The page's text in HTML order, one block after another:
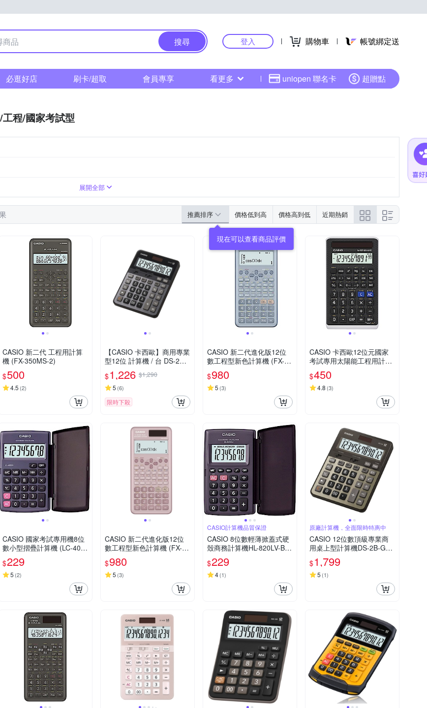
搜尋 登入 購物車 帳號綁定送
必逛好店 刷卡/超取 會員專享 看更多 uniopen 聯名卡 超贈點
工程/國家考試型
展開全部
推薦排序 價格低到高 價格高到低 近期熱銷
現在可以查看商品評價
CASIO 新二代 工程用計算
機 (FX-350MS-2)
$500
4.5 (2)
【CASIO 卡西歐】商用專業
型12位 計算機 / 台 DS-2B
(原型號 DS-2TS)
$1,226 $1,290
5 (6)
限時下殺
CASIO 新二代進化版12位
數工程型新色計算機 (FX-99
1ES PLUS-2-BU)藍色
$980
5 (3)
CASIO 卡西歐12位元國家
考試專用太陽能工程用計算
機(FX-82SOLARII)
$450
4.8 (3)
CASIO 國家考試專用機8位
數小型摺疊計算機 (LC-401L
V-BK)
$229
5 (2)
CASIO 新二代進化版12位
數工程型新色計算機 (FX-99
1ES PLUS-2-PK)莫蘭迪藕
粉紅色
$980
5 (3)
CASIO計算機品質保證
CASIO 8位數輕薄掀蓋式硬
殼商務計算機HL-820LV-BK
(國家考試專用機種)
$229
4(1)
原廠計算機，全面限時特惠中
CASIO 12位數頂級專業商
用桌上型計算機DS-2B-GD-
黑/古銅金色
$1,799
5 (1)